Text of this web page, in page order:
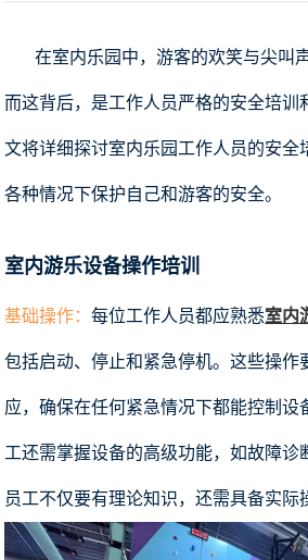
在室内乐园中，游客的欢笑与尖叫
而这背后，是工作人员严格的安全培训
文将详细探讨室内乐园工作人员的安全
各种情况下保护自己和游客的安全。
室内游乐设备操作培训
基础操作：每位工作人员都应熟悉室内
包括启动、停止和紧急停机。这些操作
应，确保在任何紧急情况下都能控制设
工还需掌握设备的高级功能，如故障诊
员工不仅要有理论知识，还需具备实际